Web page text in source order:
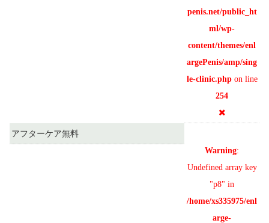
penis.net/public_ht
ml/wp-
content/themes/enl
argePenis/amp/sing
le-clinic.phpon line
254
アフターケア無料
Warning:
Undefined array key
"p8" in
/home/xs335975/enl
arge-